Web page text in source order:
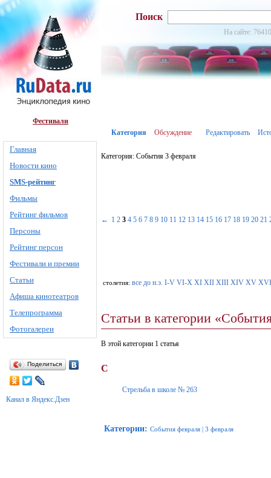
Фестивали
Главная
Новости кино
SMS-рейтинг
Фильмы
Рейтинг фильмов
Персоны
Рейтинг персон
Фестивали и премии
Статьи
Афиша кинотеатров
Телепрограмма
Фотогалереи
Поделиться
Канал в Яндекс.Дзен
Поиск
На сайте:
Категория Обсуждение Редактировать
Категория: События 3 февраля
← 1 2 3 4 5 6 7 8 9 10 11 12 13 14 15 16 17 18 19 20 21
столетия: все до н.э. I-V VI-X XI XII XIII XIV XV XVI
Статьи в категории
В этой категории 1 статья
С
Стрельба в школе № 263
Категории: События февраля 3 февраля